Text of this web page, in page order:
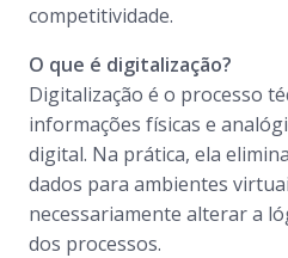
competitividade.
O que é digitalização?
Digitalização é o processo
informações físicas e
digital. Na prática, ela
dados para ambientes
necessariamente alterar a
dos processos.